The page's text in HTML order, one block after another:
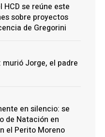
se reúne este
sobre proyectos
de Gregorini
Jorge, el padre
en silencio: se
de Natación en
el Perito Moreno